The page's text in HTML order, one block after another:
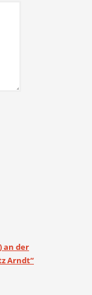
an der
Arndt“